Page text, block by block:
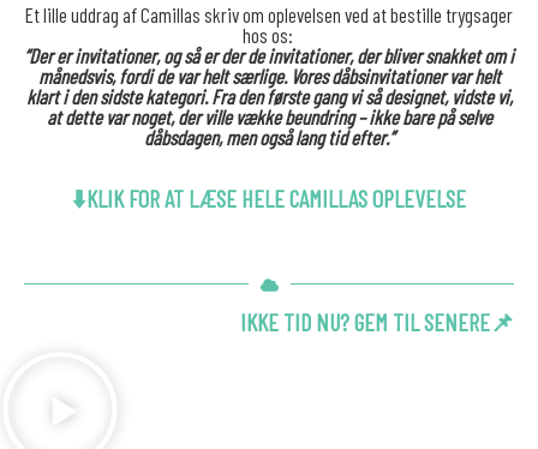
Et lille uddrag af Camillas skriv om oplevelsen ved at bestille trygsager
hos os:
“Der er invitationer, og så er der de invitationer, der bliver snakket om i
månedsvis, fordi de var helt særlige. Vores dåbsinvitationer var helt
klart i den sidste kategori. Fra den første gang vi så designet, vidste vi,
at dette var noget, der ville vække beundring – ikke bare på selve
dåbsdagen, men også lang tid efter.”
⬇️KLIK FOR AT LÆSE HELE CAMILLAS OPLEVELSE
IKKE TID NU? GEM TIL SENERE📌